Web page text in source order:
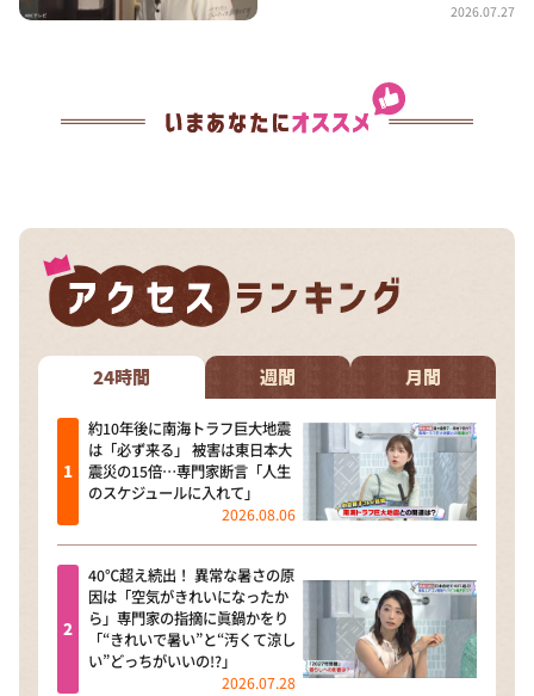
2026.07.27
24時間 週間 月間
約10年後に南海トラフ巨大地震
は「必ず来る」 被害は東日本大
震災の15倍…専門家断言「人生
のスケジュールに入れて」
2026.08.06
40℃超え続出！ 異常な暑さの原
因は「空気がきれいになったか
ら」専門家の指摘に眞鍋かをり
「“きれいで暑い”と“汚くて涼し
い”どっちがいいの!?」
2026.07.28